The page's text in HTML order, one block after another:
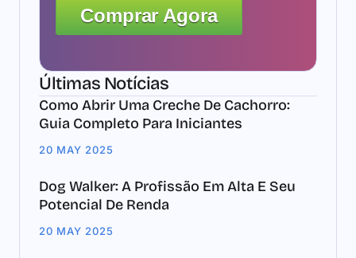
Comprar Agora
Últimas Notícias
Como Abrir Uma Creche De Cachorro:
Guia Completo Para Iniciantes
20 MAY 2025
Dog Walker: A Profissão Em Alta E Seu
Potencial De Renda
20 MAY 2025